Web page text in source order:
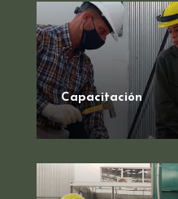
Capacitación